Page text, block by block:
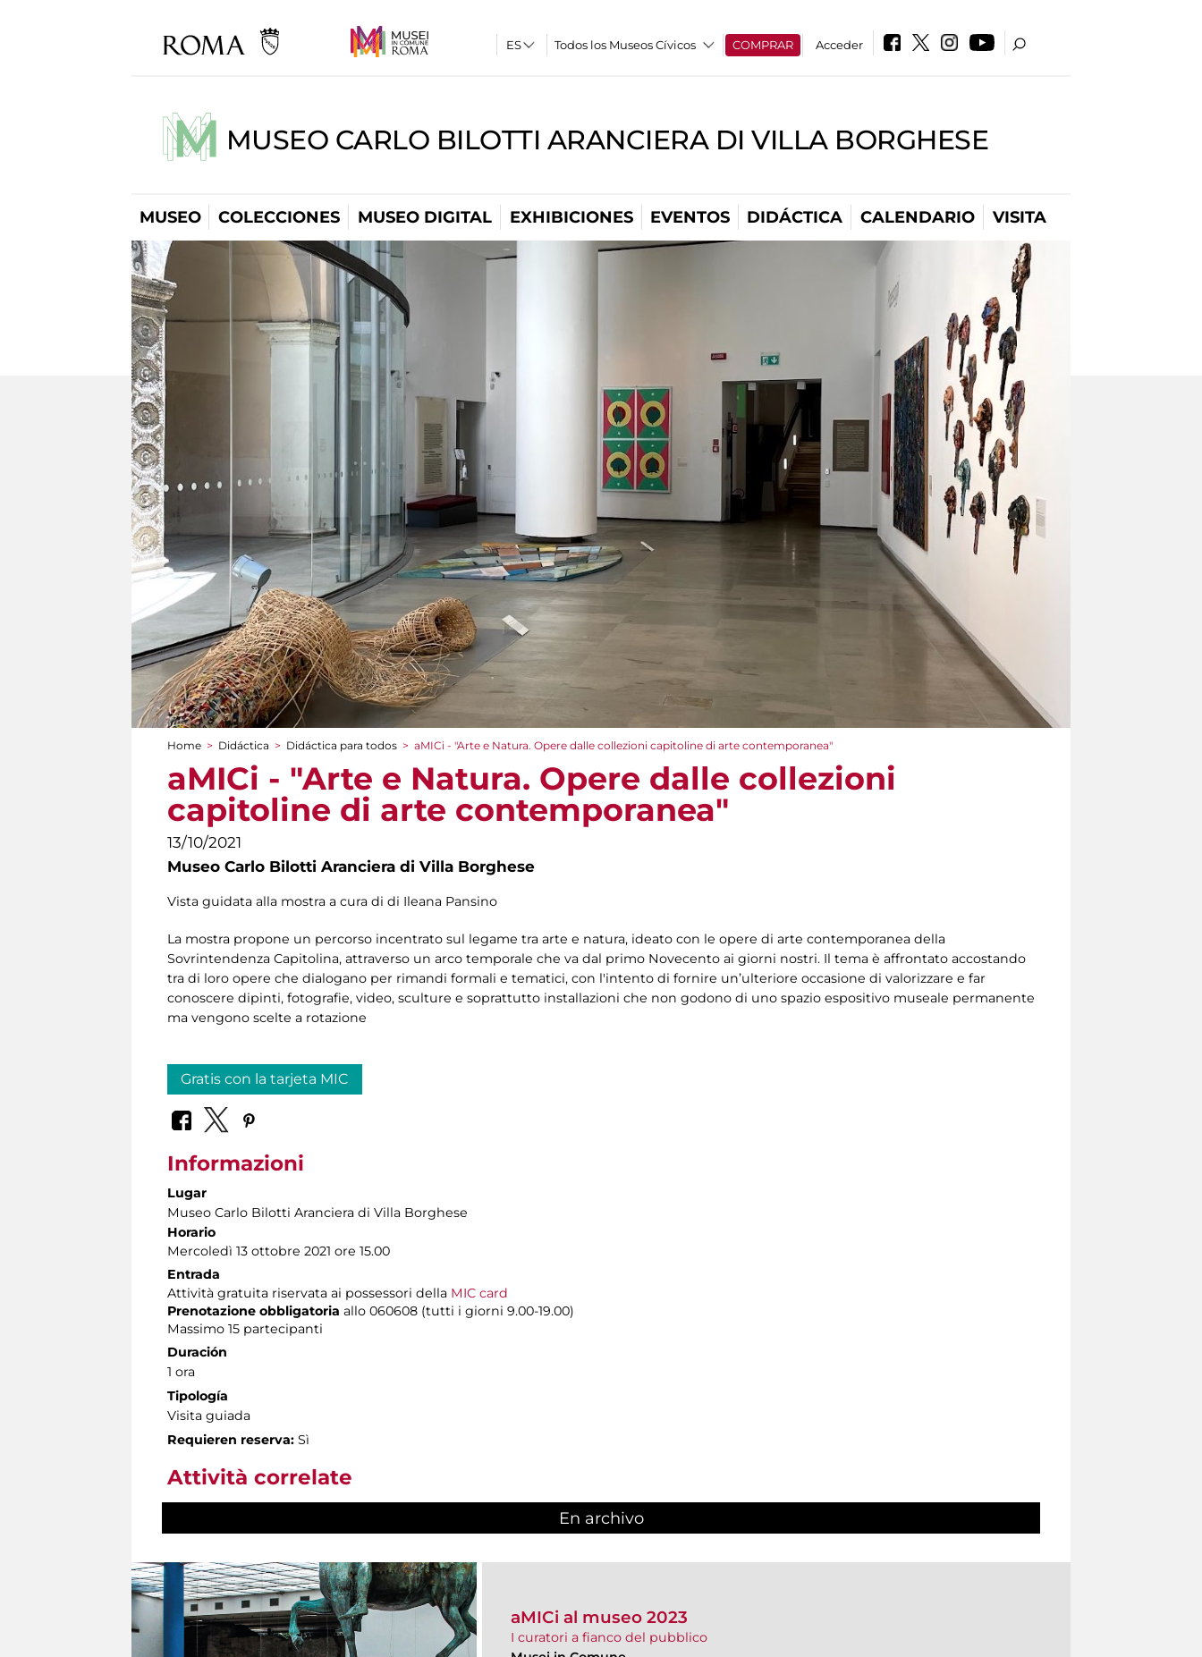
Todos los Museos Cívicos COMPRAR Acceder
MUSEO CARLO BILOTTI ARANCIERA DI VILLA BORGHESE
MUSEO COLECCIONES MUSEO DIGITAL EXHIBICIONES EVENTOS DIDÁCTICA CALENDARIO VISITA
You are here
Home > Didáctica > Didáctica para todos > aMICi - "Arte e Natura. Opere dalle collezioni capitoline di arte contemporanea"
aMICi - "Arte e Natura. Opere dalle collezioni
capitoline di arte contemporanea"
13/10/2021
Museo Carlo Bilotti Aranciera di Villa Borghese
Vista guidata alla mostra a cura di di Ileana Pansino
La mostra propone un percorso incentrato sul legame tra arte e natura, ideato con le opere di arte contemporanea della
Sovrintendenza Capitolina, attraverso un arco temporale che va dal primo Novecento ai giorni nostri. Il tema è affrontato accostando
tra di loro opere che dialogano per rimandi formali e tematici, con l'intento di fornire un’ulteriore occasione di valorizzare e far
conoscere dipinti, fotografie, video, sculture e soprattutto installazioni che non godono di uno spazio espositivo museale permanente
ma vengono scelte a rotazione
Gratis con la tarjeta MIC
Informazioni
Lugar
Museo Carlo Bilotti Aranciera di Villa Borghese
Horario
Mercoledì 13 ottobre 2021 ore 15.00
Entrada
Attività gratuita riservata ai possessori della MIC card
Prenotazione obbligatoria allo 060608 (tutti i giorni 9.00-19.00)
Massimo 15 partecipanti
Duración
1 ora
Tipología
Visita guiada
Requieren reserva: Sì
Attività correlate
En archivo
aMICi al museo 2023
I curatori a fianco del pubblico